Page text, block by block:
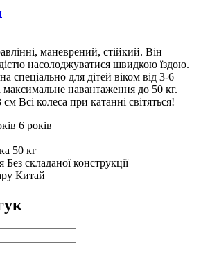
маневрений, стійкий. Він
насолоджуватися швидкою їздою.
спеціально для дітей віком від 3-6
максимальне навантаження до 50 кг.
Всі колеса при катанні світяться!
6 років
50 кг
Без складаної конструкції
Китай